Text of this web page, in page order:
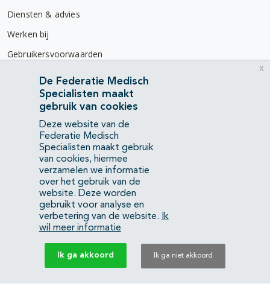
Diensten & advies
Werken bij
Gebruikersvoorwaarden
Privacyverklaring
Contact
Mercatorlaan 1200
3528 BL Utrecht
(088) 505 34 34
info@richtlijnendatabase.nl
YouTubeLinkedIn
KvK Federatie Medisch Specialisten:40483480
Privacyverklaring
De Federatie Medisch
Specialisten maakt
gebruik van cookies
Deze website van de
Federatie Medisch
Specialisten maakt gebruik
van cookies, hiermee
verzamelen we informatie
over het gebruik van de
website. Deze worden
gebruikt voor analyse en
verbetering van de website.
Ik
wil meer informatie
Ik ga akkoord Ik ga niet akkoord
x